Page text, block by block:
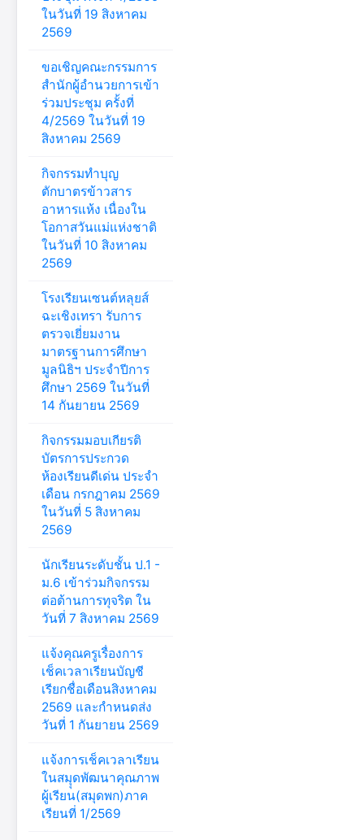
ในวันที่ 19 สิงหาคม
2569
ขอเชิญคณะกรรมการ
สำนักผู้อำนวยการเข้า
ร่วมประชุม ครั้งที่
4/2569 ในวันที่ 19
สิงหาคม 2569
กิจกรรมทำบุญ
ตักบาตรข้าวสาร
อาหารแห้ง เนื่องใน
โอกาสวันแม่แห่งชาติ
ในวันที่ 10 สิงหาคม
2569
โรงเรียนเซนต์หลุยส์
ฉะเชิงเทรา รับการ
ตรวจเยี่ยมงาน
มาตรฐานการศึกษา
มูลนิธิฯ ประจำปีการ
ศึกษา 2569 ในวันที่
14 กันยายน 2569
กิจกรรมมอบเกียรติ
บัตรการประกวด
ห้องเรียนดีเด่น ประจำ
เดือน กรกฎาคม 2569
ในวันที่ 5 สิงหาคม
2569
นักเรียนระดับชั้น ป.1 -
ม.6 เข้าร่วมกิจกรรม
ต่อต้านการทุจริต ใน
วันที่ 7 สิงหาคม 2569
แจ้งคุณครูเรื่องการ
เช็คเวลาเรียนบัญชี
เรียกชื่อเดือนสิงหาคม
2569 และกำหนดส่ง
วันที่ 1 กันยายน 2569
แจ้งการเช็คเวลาเรียน
ในสมุุดพัฒนาคุณภาพ
ผู้เรียน(สมุดพก)ภาค
เรียนที่ 1/2569